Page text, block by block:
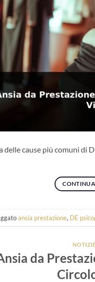
delle cause più comuni
ansia prestazione, DE
da